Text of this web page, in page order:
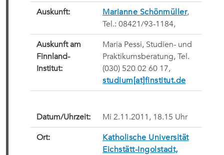
Auskunft: Marianne Schönmüller,
Tel.: 08421/93-1184,
Auskunft am
Finnland-
Institut:
Maria Pessi, Studien- und
Praktikumsberatung, Tel.
(030) 520 02 60 17,
studium[at]finstitut.de
Datum/Uhrzeit: Mi 2.11.2011, 18.15 Uhr
Ort:
Katholische Universität
Eichstätt-Ingolstadt,